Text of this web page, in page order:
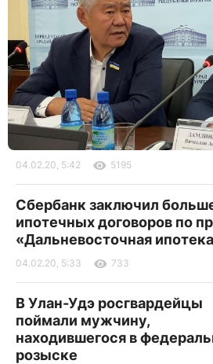
04.02.20, 5:42 5195
Сбербанк заключил
ипотечных договоров по
«Дальневосточная
04.02.20, 5:33 733
В Улан-Удэ росгвардейцы
поймали мужчину,
находившегося в
розыске